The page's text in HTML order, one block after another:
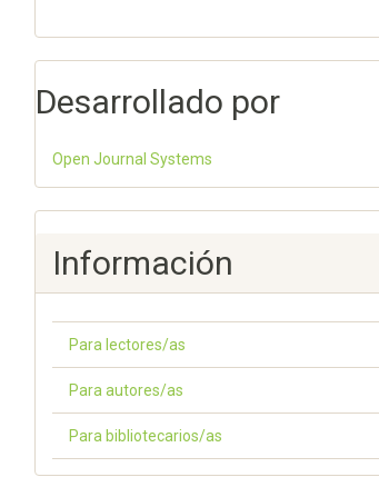
Desarrollado por
Open Journal Systems
Información
Para lectores/as
Para autores/as
Para bibliotecarios/as